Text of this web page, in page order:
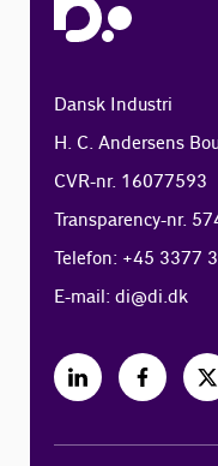
Dansk Industri
H. C. Andersens
CVR-nr. 16077593
Transparency-nr.
Telefon: +45 3377
E-mail:di@di.dk